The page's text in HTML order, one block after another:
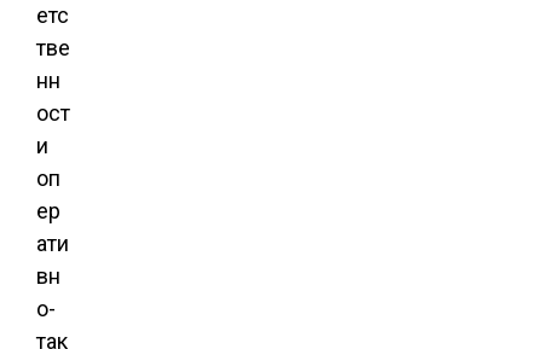
етс
тве
нн
ост
и
оп
ер
ати
вн
о-
так